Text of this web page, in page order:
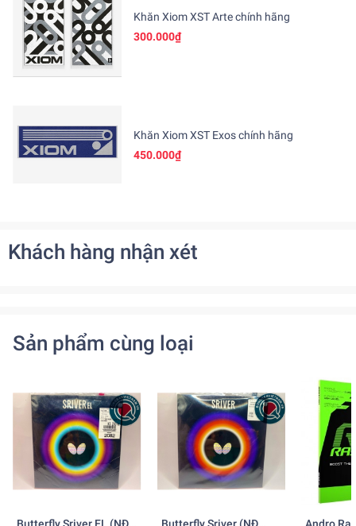
Khăn Xiom XST Arte chính hãng
300.000₫
Khăn Xiom XST Exos chính hãng
450.000₫
Khách hàng nhận xét
Sản phẩm cùng loại